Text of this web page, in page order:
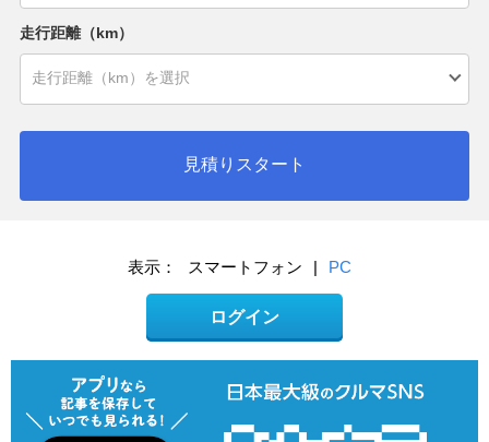
走行距離（km）
見積りスタート
表示： スマートフォン | PC
ログイン